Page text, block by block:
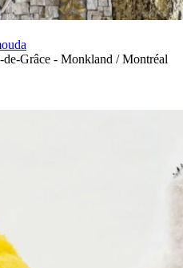
Grâce - Monkland / Montréal